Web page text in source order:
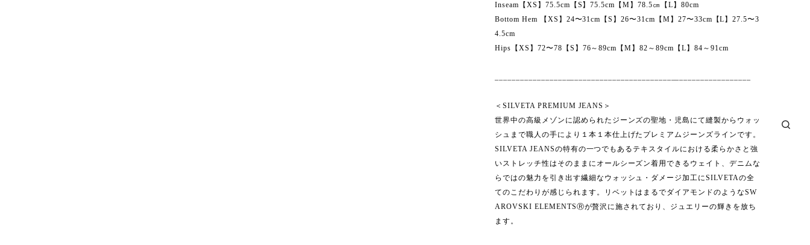
Inseam【XS】75.5cm【S】75.5cm【M】78.5㎝【L】80cm
Bottom Hem 【XS】24〜31cm【S】26〜31cm【M】27〜33cm【L】27.5〜3
4.5cm
Hips【XS】72〜78【S】76～89cm【M】82～89cm【L】84～91cm
＜SILVETA PREMIUM JEANS＞
世界中の高級メゾンに認められたジーンズの聖地・児島にて縫製からウォッ
シュまで職人の手により１本１本仕上げたプレミアムジーンズラインです。
SILVETA JEANSの特有の一つでもあるテキスタイルにおける柔らかさと強
いストレッチ性はそのままにオールシーズン着用できるウェイト、デニムな
らではの魅力を引き出す繊細なウォッシュ・ダメージ加工にSILVETAの全
てのこだわりが感じられます。リベットはまるでダイアモンドのようなSW
AROVSKI ELEMENTSⓇが贅沢に施されており、ジュエリーの輝きを放ち
ます。